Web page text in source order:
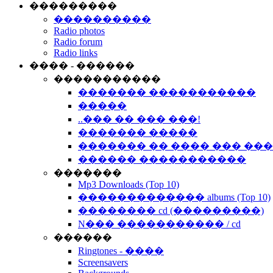
���������
����������
Radio photos
Radio forum
Radio links
���� - ������
�����������
������� �����������
�����
..��� �� ��� ���!
������� �����
������� �� ���� ���
������ �����������
�������
Mp3 Downloads (Top 10)
������������� albums (Top 10)
�������� cd (���������)
N��� ����������� / cd
������
Ringtones - ����
Screensavers